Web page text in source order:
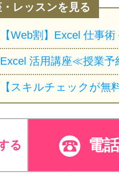
レッスンを見る
る 電